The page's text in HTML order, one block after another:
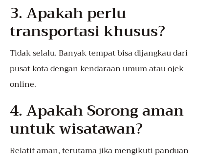
3. Apakah perlu
transportasi khusus?
Tidak selalu. Banyak tempat bisa dijangkau dari
pusat kota dengan kendaraan umum atau ojek
online.
4. Apakah Sorong aman
untuk wisatawan?
Relatif aman, terutama jika mengikuti panduan